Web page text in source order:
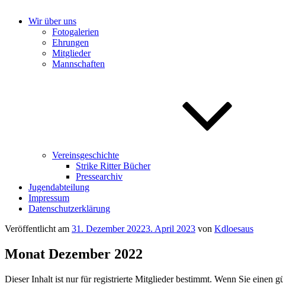
Wir über uns
Fotogalerien
Ehrungen
Mitglieder
Mannschaften
Vereinsgeschichte
Strike Ritter Bücher
Pressearchiv
Jugendabteilung
Impressum
Datenschutzerklärung
Veröffentlicht am 31. Dezember 20223. April 2023 von Kdloesaus
Monat Dezember 2022
Dieser Inhalt ist nur für registrierte Mitglieder bestimmt. Wenn Sie einen